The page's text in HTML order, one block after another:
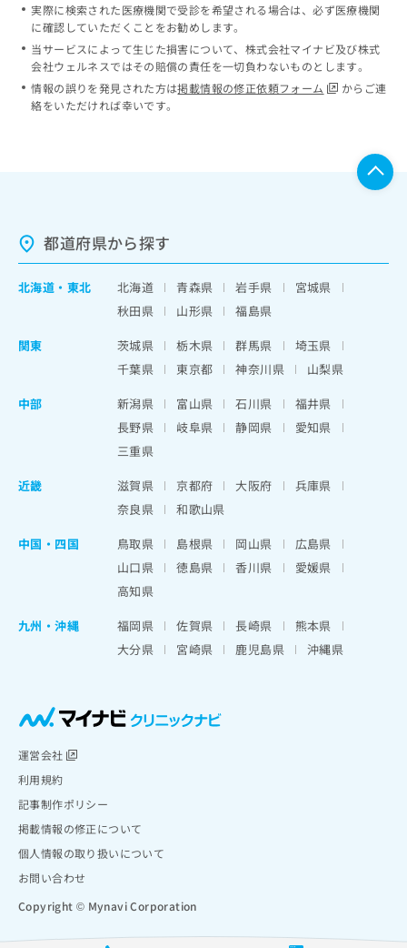
実際に検索された医療機関で受診を希望される場合は、必ず医療機関
に確認していただくことをお勧めします。
当サービスによって生じた損害について、株式会社マイナビ及び株式
会社ウェルネスではその賠償の責任を一切負わないものとします。
情報の誤りを発見された方は掲載情報の修正依頼フォーム
からご連
絡をいただければ幸いです。
都道府県から探す
北海道 ・ 東北 北海道 青森県 岩手県
宮城県
秋田県
山形県
福島県
関東
茨城県 栃木県 群馬県
埼玉県
千葉県
東京都 神奈川県
山梨県
中部
新潟県 富山県 石川県
福井県
長野県
岐阜県 静岡県
愛知県
三重県
近畿
滋賀県 京都府 大阪府
兵庫県
奈良県
和歌山県
中国・四国
鳥取県 島根県 岡山県
広島県
山口県
徳島県 香川県
愛媛県
高知県
九州・沖縄
福岡県 佐賀県 長崎県
熊本県
大分県
宮崎県 鹿児島県 沖縄県
運営会社
利用規約
記事制作ポリシー
掲載情報の修正について
個人情報の取り扱いについて
お問い合わせ
Copyright © Mynavi Corporation